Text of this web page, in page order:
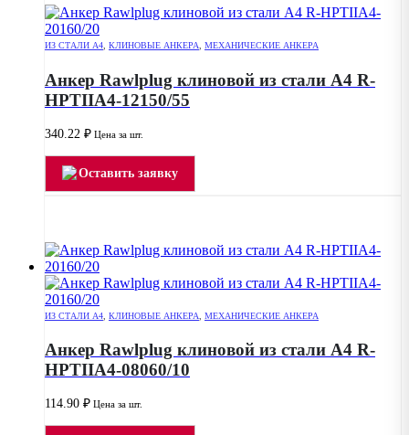
ИЗ СТАЛИ А4, КЛИНОВЫЕ АНКЕРА, МЕХАНИЧЕСКИЕ АНКЕРА
Анкер Rawlplug клиновой из стали А4 R-
HPTIIA4-12150/55
340.22 ₽ Цена за шт.
Оставить заявку
ИЗ СТАЛИ А4 КЛИНОВЫЕ АНКЕРА МЕХАНИЧЕСКИЕ АНКЕРА
Анкер Rawlplug клиновой из стали А4 R-
HPTIIA4-08060/10
114.90 ₽ Цена за шт.